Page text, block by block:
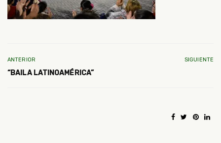
ANTERIOR
“BAILA LATINOAMÉRICA”
SIGUIENTE